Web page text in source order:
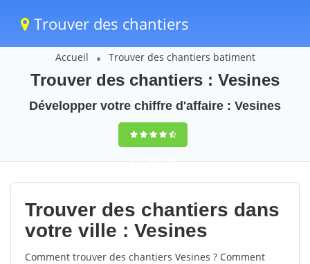
Trouver des chantiers
Accueil Trouver des chantiers batiment
Trouver des chantiers : Vesines
Développer votre chiffre d'affaire : Vesines
9,5(100%)40
votes
Trouver des chantiers dans
votre ville : Vesines
Comment trouver des chantiers Vesines ? Comment